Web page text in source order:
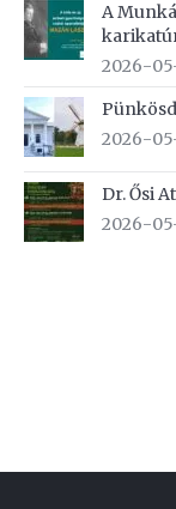
A
2026-
2026-
Dr. Ősi
2026-